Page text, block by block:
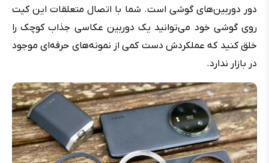
دور دوربین‌های گوشی است. شما با اتصال متعلقات این کیت
روی گوشی خود می‌توانید یک دوربین عکاسی جذاب کوچک را
خلق کنید که عملکردش دست کمی از نمونه‌های حرفه‌ای موجود
در بازار ندارد.